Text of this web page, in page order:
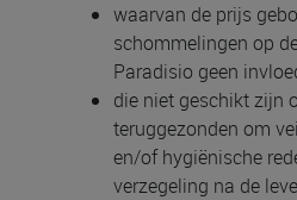
waarvan de prijs
schommelingen op
Paradisio geen
die niet geschikt zijn
teruggezonden om
en/of hygiënische
verzegeling na de